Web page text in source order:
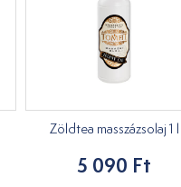
Zöldtea masszázsolaj 1 l
5 090 Ft